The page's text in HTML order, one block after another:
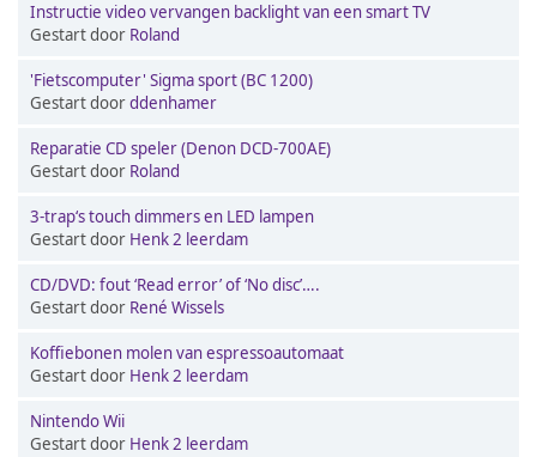
Instructie video vervangen backlight van een smart TV
Gestart door Roland
'Fietscomputer' Sigma sport (BC 1200)
Gestart doorddenhamer
Reparatie CD speler (Denon DCD-700AE)
Gestart door Roland
3-trap‘s touch dimmers en LED lampen
Gestart door Henk 2 leerdam
CD/DVD: fout ‘Read error’ of ‘No disc’….
Gestart door René Wissels
Koffiebonen molen van espressoautomaat
Gestart door Henk 2 leerdam
Nintendo Wii
Gestart door Henk 2 leerdam